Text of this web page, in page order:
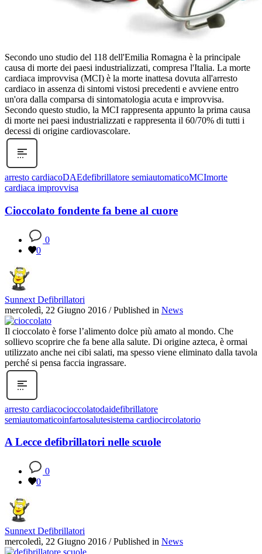
Secondo uno studio del 118 dell'Emilia Romagna è la principale
causa di morte dei paesi industrializzati, compresa l'Italia. La morte
cardiaca improvvisa (MCI) è la morte inattesa dovuta all'arresto
cardiaco in assenza di sintomi vistosi precedenti e avviene entro
un'ora dalla comparsa di sintomatologia acuta e improvvisa.
Secondo questo studio, la MCI rappresenta appunto la prima causa
di morte nei paesi industrializzati e rappresenta il 60/70% di tutti i
decessi di origine cardiovascolare.
arresto cardiacoDAEdefibrillatore semiautomaticoMCImorte
cardiaca improvvisa
Cioccolato fondente fa bene al cuore
0
0
Sunnext Defibrillatori
mercoledì, 22 Giugno 2016 / Published in News
Il cioccolato è forse l’alimento dolce più amato al mondo. Che
sollievo scoprire che fa bene alla salute. Di origine azteca, è ormai
utilizzato anche nei cibi salati, ma spesso viene eliminato dalla tavola
perché si pensa faccia ingrassare.
arresto cardiacocioccolatodaidefibrillatore
semiautomaticoinfartosalutesistema cardiocircolatorio
A Lecce defibrillatori nelle scuole
0
0
Sunnext Defibrillatori
mercoledì, 22 Giugno 2016 / Published in News